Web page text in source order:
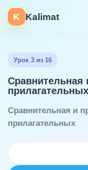
K Kalimat
Урок 3 из 16
Сравнительная
прилагательных
Сравнительная и
прилагательных